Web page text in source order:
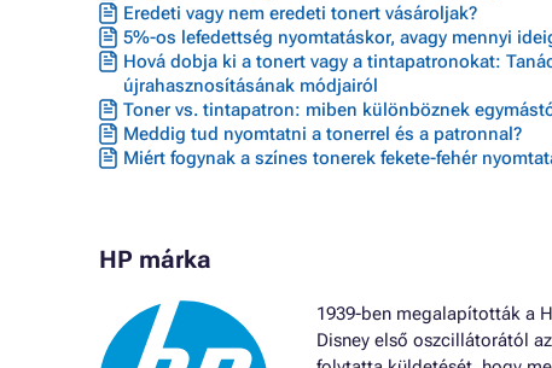
Eredeti vagy nem eredeti tonert vásároljak?
5%-os lefedettség nyomtatáskor, avagy mennyi
Hová dobja ki a tonert vagy a tintapatronokat:
újrahasznosításának módjairól
Toner vs. tintapatron: miben különböznek
Meddig tud nyomtatni a tonerrel és a patronnal?
Miért fogynak a színes tonerek fekete-fehér
HP márka
1939-ben megalapították a
Disney első oszcillátorától